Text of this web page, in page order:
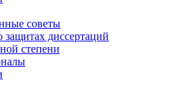
советы
защитах диссертаций
степени